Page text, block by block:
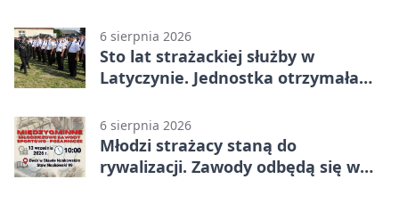
6 sierpnia 2026
Sto lat strażackiej służby w
Latyczynie. Jednostka otrzymała
6 sierpnia 2026
Młodzi strażacy staną do
rywalizacji. Zawody odbędą się w